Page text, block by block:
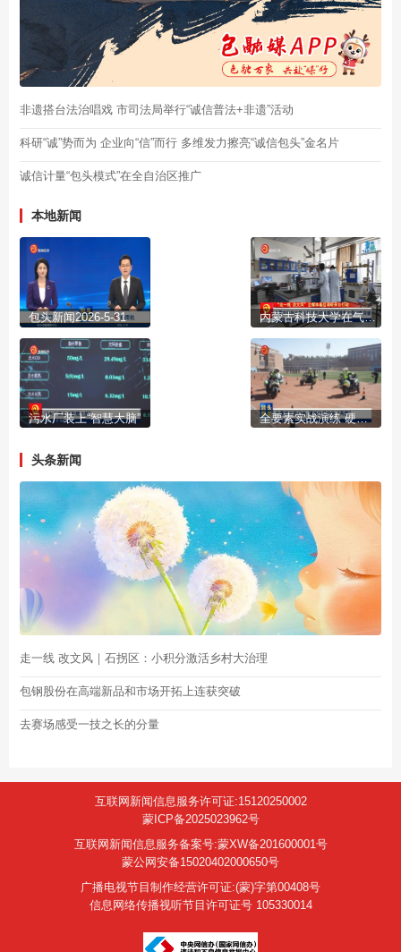
非遗搭台法治唱戏 市司法局举行“诚信普法+非遗”活动
科研“诚”势而为 企业向“信”而行 多维发力擦亮“诚信包头”金名片
诚信计量“包头模式”在全自治区推广
本地新闻
包头新闻2026-5-31 内蒙古科技大学在气凝胶材料领域取得重大原创性突破
污水厂装上“智慧大脑” 全要素实战演练 硬核安保护航“两赛”
头条新闻
走一线 改文风｜石拐区：小积分激活乡村大治理
包钢股份在高端新品和市场开拓上连获突破
去赛场感受一技之长的分量
互联网新闻信息服务许可证:15120250002
蒙ICP备2025023962号
互联网新闻信息服务备案号:蒙XW备201600001号
蒙公网安备15020402000650号
广播电视节目制作经营许可证:(蒙)字第00408号
信息网络传播视听节目许可证号 105330014